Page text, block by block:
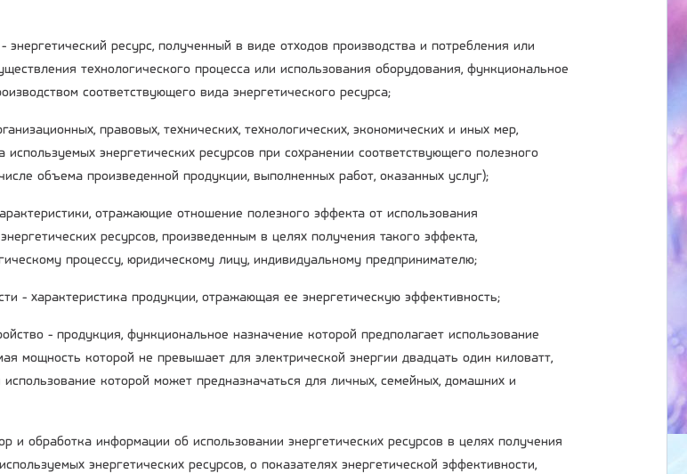
энергетический ресурс, полученный в виде отходов производства и потребления или
технологического процесса или использования оборудования, функциональное
соответствующего вида энергетического ресурса;
правовых, технических, технологических, экономических и иных мер,
энергетических ресурсов при сохранении соответствующего полезного
объема произведенной продукции, выполненных работ, оказанных услуг);
отражающие отношение полезного эффекта от использования
ресурсов, произведенным в целях получения такого эффекта,
процессу, юридическому лицу, индивидуальному предпринимателю;
- характеристика продукции, отражающая ее энергетическую эффективность;
- продукция, функциональное назначение которой предполагает использование
мощность которой не превышает для электрической энергии двадцать один киловатт,
которой может предназначаться для личных, семейных, домашних и
и обработка информации об использовании энергетических ресурсов в целях получения
энергетических ресурсов, о показателях энергетической эффективности,